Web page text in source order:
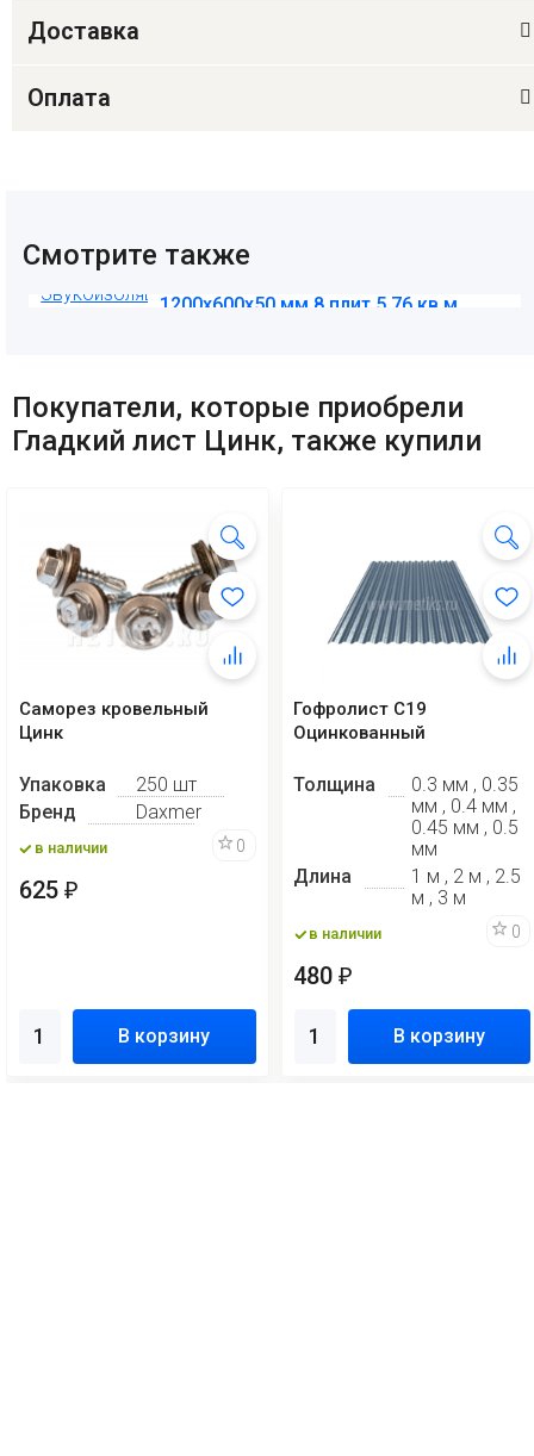
Доставка
Оплата
Смотрите также
1200х600х50 мм 8 плит 5,76 кв.м
Покупатели, которые приобрели
Гладкий лист Цинк, также купили
Саморез кровельный
Цинк
Упаковка
250 шт
Бренд
Daxmer
в наличии 0
625 ₽
В корзину
Гофролист C19
Оцинкованный
Толщина
0.3 мм , 0.35
мм , 0.4 мм ,
0.45 мм , 0.5
мм
Длина
1 м , 2 м , 2.5
м , 3 м
в наличии 0
480₽
В корзину